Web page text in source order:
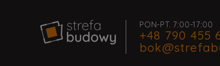
PON-PT. 7:00-17:00
+48 790 455